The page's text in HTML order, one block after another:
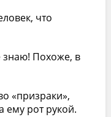
что
Похоже, в
«призраки»,
ему рот рукой.